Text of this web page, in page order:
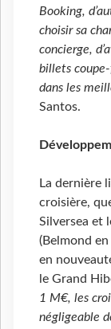
Booking,
choisir sa
concierge,
billets
dans les
Santos.
La dernière
croisière,
Silversea et
(Belmond
en
le Grand
1 M€, les
négligeable